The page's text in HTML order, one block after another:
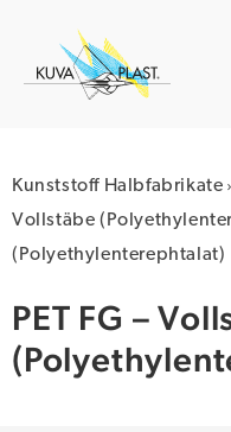
springen
Kunststoff Halbfabrikate ›
Vollstäbe
(Polyethylenterephtalat)
PET FG –